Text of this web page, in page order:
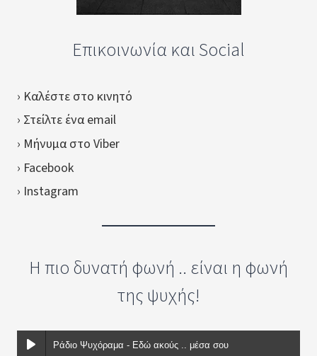
Επικοινωνία και Social
› Καλέστε στο κινητό
› Στείλτε ένα email
› Μήνυμα στο Viber
› Facebook
› Instagram
Η πιο δυνατή φωνή .. είναι η φωνή
της ψυχής!
Ράδιο Ψυχόραμα - Εδώ ακούς .. μέσα σου